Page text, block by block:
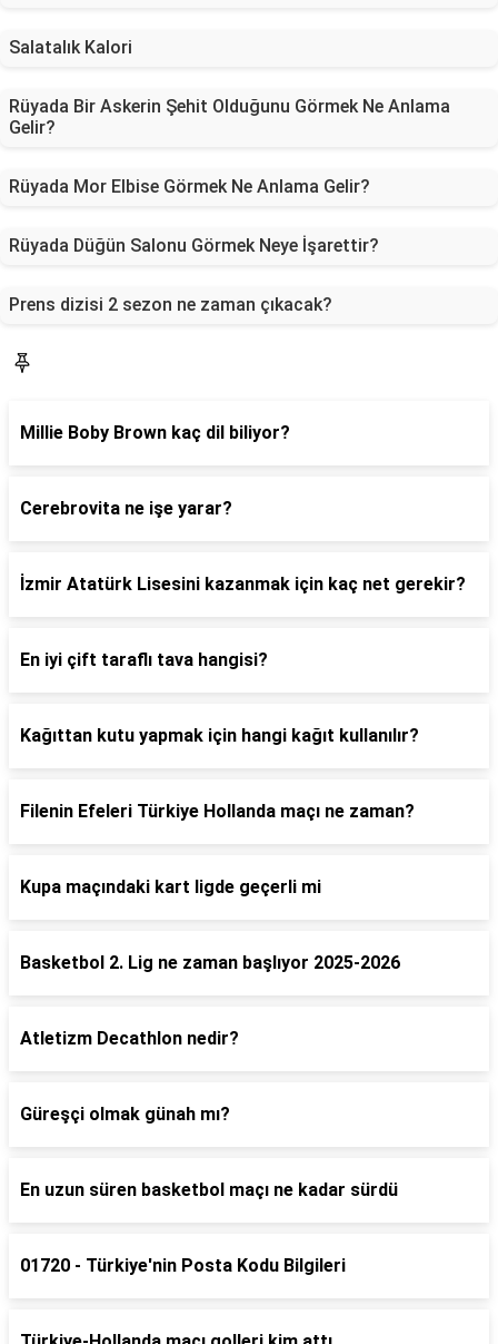
Salatalık Kalori
Rüyada Bir Askerin Şehit Olduğunu Görmek Ne Anlama
Gelir?
Rüyada Mor Elbise Görmek Ne Anlama Gelir?
Rüyada Düğün Salonu Görmek Neye İşarettir?
Prens dizisi 2 sezon ne zaman çıkacak?
Millie Boby Brown kaç dil biliyor?
Cerebrovita ne işe yarar?
İzmir Atatürk Lisesini kazanmak için kaç net gerekir?
En iyi çift taraflı tava hangisi?
Kağıttan kutu yapmak için hangi kağıt kullanılır?
Filenin Efeleri Türkiye Hollanda maçı ne zaman?
Kupa maçındaki kart ligde geçerli mi
Basketbol 2. Lig ne zaman başlıyor 2025-2026
Atletizm Decathlon nedir?
Güreşçi olmak günah mı?
En uzun süren basketbol maçı ne kadar sürdü
01720 - Türkiye'nin Posta Kodu Bilgileri